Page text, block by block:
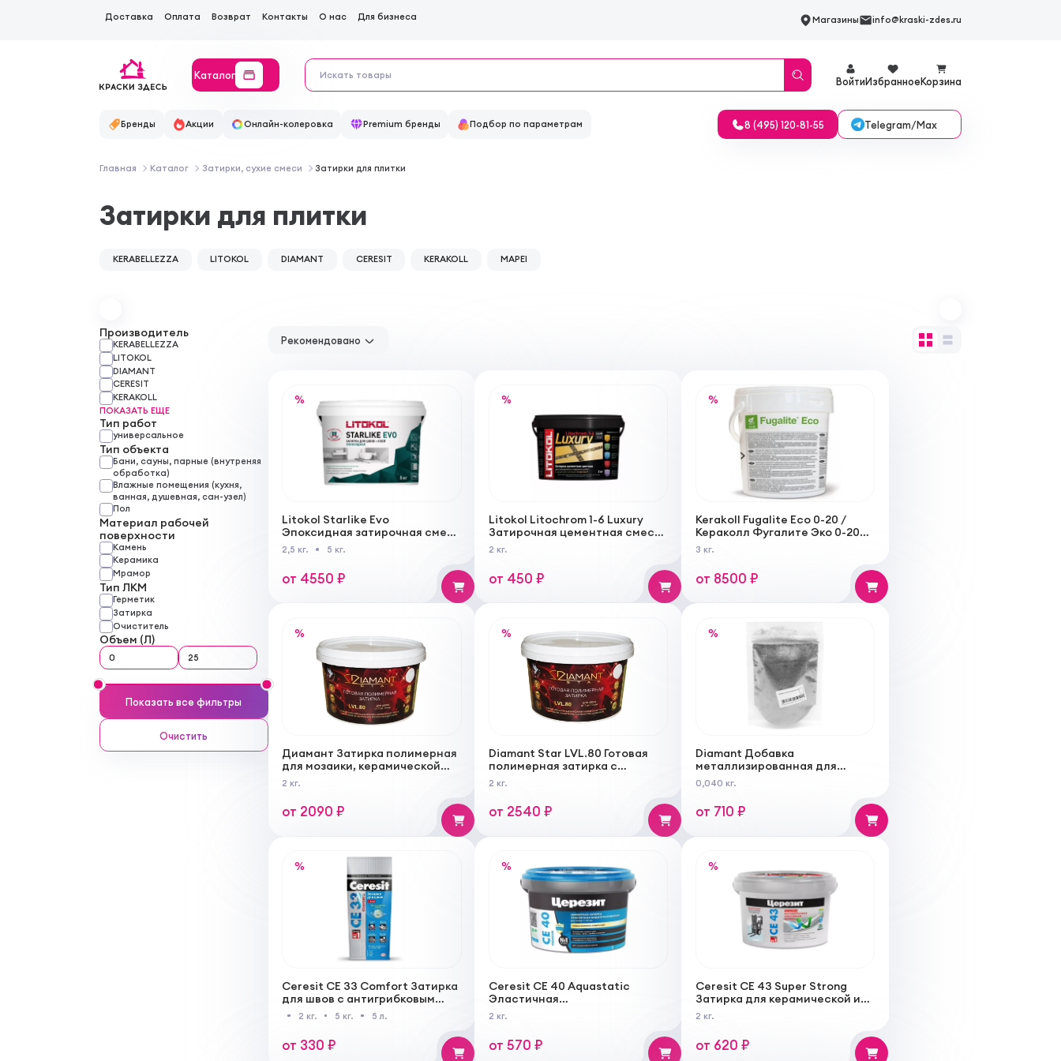
Доставка Оплата Возврат Контакты О нас Для бизнеса Магазины info@kraski-zdes.ru
Каталог
ВойтиИзбранноеКорзина
Бренды Акции Онлайн-колеровка Premium бренды Подбор по параметрам 8 (495) 120-81-55 Telegram/Max
Главная Каталог Затирки, сухие смеси Затирки для плитки
Затирки для плитки
Производитель
KERABELLEZZA
LITOKOL
DIAMANT
CERESIT
KERAKOLL
ПОКАЗАТЬ ЕЩЕ
Тип работ
универсальное
Тип объекта
Бани, сауны, парные (внутреняя
обработка)
Влажные помещения (кухня,
ванная, душевная, сан-узел)
Пол
Материал рабочей
поверхности
Камень
Керамика
Мрамор
Тип ЛКМ
Герметик
Затирка
Очиститель
Объем (Л)
Показать все фильтры
Очистить
Рекомендовано
%
Litokol Starlike Evo
Эпоксидная затирочная смесь
двухкомпонентная для
укладки и затирки плитки
2,5 кг. 5 кг.
от 4550 ₽
%
Litokol Litochrom 1-6 Luxury
Затирочная цементная смесь
для межплиточных швов
2 кг.
от 450 ₽
%
Kerakoll Fugalite Eco 0-20 /
Кераколл Фугалите Эко 0-20
затирка для швов жидкая
3 кг.
от 8500 ₽
%
Диамант Затирка полимерная
для мозаики, керамической
плитки, материалов из
натурального и
искусственного камня
2 кг.
от 2090 ₽
%
Diamant Star LVL.80 Готовая
полимерная затирка с
металлизированной добавкой
2 кг.
от 2540 ₽
%
Diamant Добавка
металлизированная для
затирок Star lvl.80
0,040 кг.
от 710 ₽
%
Ceresit CE 33 Comfort Затирка
для швов с антигрибковым
эффектом
2 кг. 5 кг. 5 л.
от 330 ₽
%
Ceresit CE 40 Aquastatic
Эластичная
водоотталкивающая затирка
для швов до 10 мм
2 кг.
от 570 ₽
%
Ceresit CE 43 Super Strong
Затирка для керамической и
клинкерной плитки
2 кг.
от 620 ₽
KERABELLEZZA LITOKOL DIAMANT CERESIT KERAKOLL MAPEI